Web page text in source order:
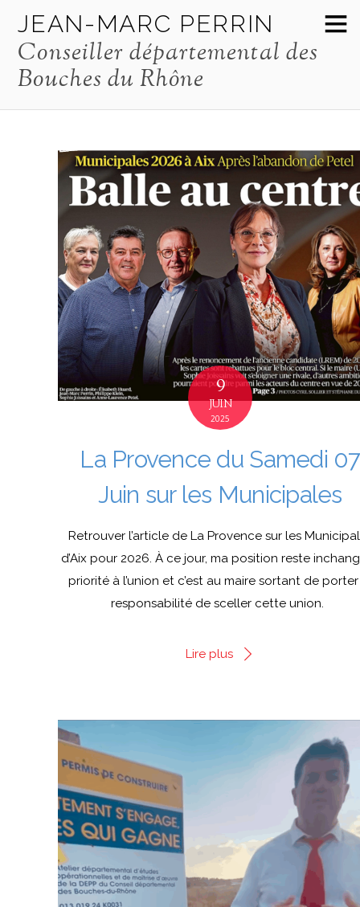
JEAN-MARC PERRIN
Conseiller départemental des
Bouches du Rhône
9
JUIN
2025
La Provence du Samedi 07
Juin sur les Municipales
Retrouver l’article de La Provence sur les
d’Aix pour 2026. À ce jour, ma position reste
priorité à l’union et c’est au maire sortant de
responsabilité de sceller cette union.
Lire plus